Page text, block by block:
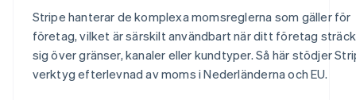
Stripe hanterar de komplexa momsreglerna som gäller för
företag, vilket är särskilt användbart när ditt företag
sig över gränser, kanaler eller kundtyper. Så här stödjer
verktyg efterlevnad av moms i Nederländerna och EU.